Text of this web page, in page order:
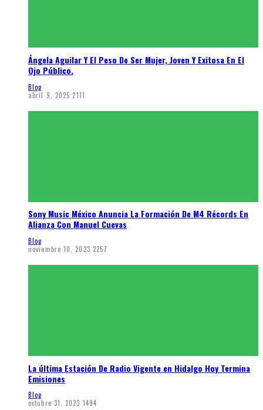
Ángela Aguilar Y El Peso De Ser Mujer, Joven Y Exitosa En El
Ojo Público.
Blog
abril 9, 2025 2111
Sony Music México Anuncia La Formación De M4 Récords En
Alianza Con Manuel Cuevas
Blog
noviembre 10, 2023 2257
La última Estación De Radio Vigente en Hidalgo Hoy Termina
Emisiones
Blog
octubre 31, 2023 1494